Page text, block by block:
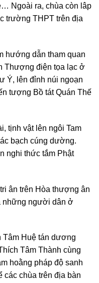
Ngoài ra, chùa còn lâp
trường THPT trên địa
hướng dẫn tham quan
Thượng điện tọa lạc ở
Ý, lên đỉnh núi ngoạn
tượng Bồ tát Quán Thế
tịnh vật lên ngôi Tam
bạch cúng dường.
nghi thức tắm Phật
ân trên Hòa thượng ân
những người dân ở
Huệ tán dương
Tâm Thành cùng
hoằng pháp độ sanh
các chùa trên địa bàn